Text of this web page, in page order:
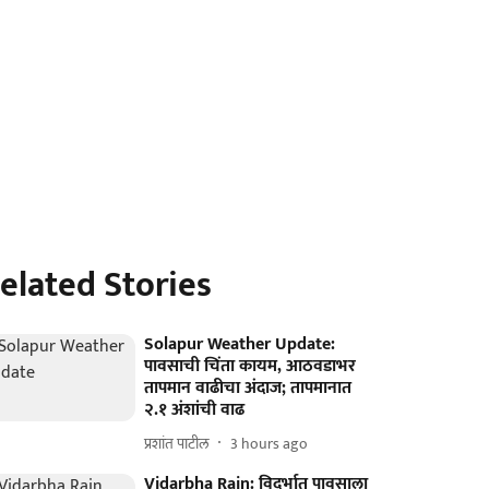
Stories
Solapur Weather Update:
पावसाची चिंता कायम, आठवडाभर
तापमान वाढीचा अंदाज; तापमानात
२.१ अंशांची वाढ
प्रशांत पाटील 3 hours ago